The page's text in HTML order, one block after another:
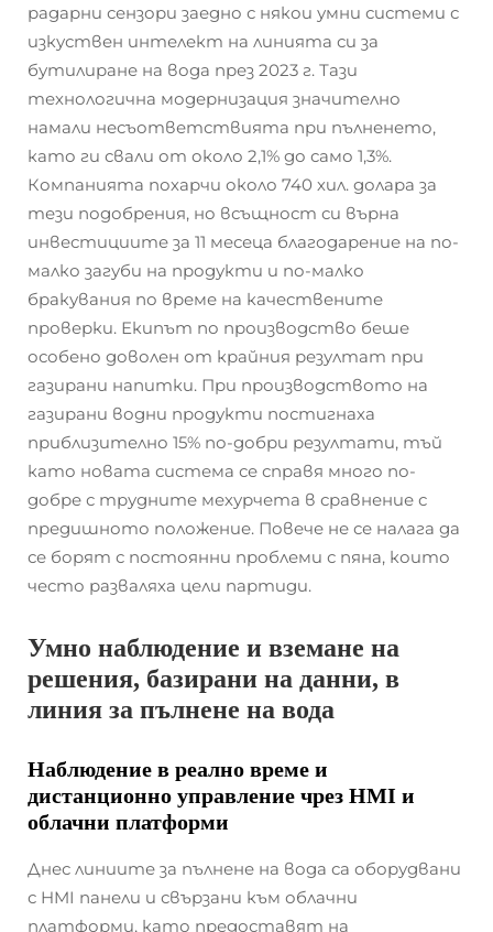
радарни сензори заедно с някои умни системи с
изкуствен интелект на линията си за
бутилиране на вода през 2023 г. Тази
технологична модернизация значително
намали несъответствията при пълненето,
като ги свали от около 2,1% до само 1,3%.
Компанията похарчи около 740 хил. долара за
тези подобрения, но всъщност си върна
инвестициите за 11 месеца благодарение на по-
малко загуби на продукти и по-малко
бракувания по време на качествените
проверки. Екипът по производство беше
особено доволен от крайния резултат при
газирани напитки. При производството на
газирани водни продукти постигнаха
приблизително 15% по-добри резултати, тъй
като новата система се справя много по-
добре с трудните мехурчета в сравнение с
предишното положение. Повече не се налага да
се борят с постоянни проблеми с пяна, които
често разваляха цели партиди.
Умно наблюдение и вземане на
решения, базирани на данни, в
линия за пълнене на вода
Наблюдение в реално време и
дистанционно управление чрез HMI и
облачни платформи
Днес линиите за пълнене на вода са оборудвани
с HMI панели и свързани към облачни
платформи, като предоставят на